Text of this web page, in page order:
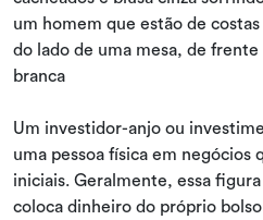
Um investidor-anjo ou
uma pessoa física em negócios
iniciais. Geralmente, essa
coloca dinheiro do próprio